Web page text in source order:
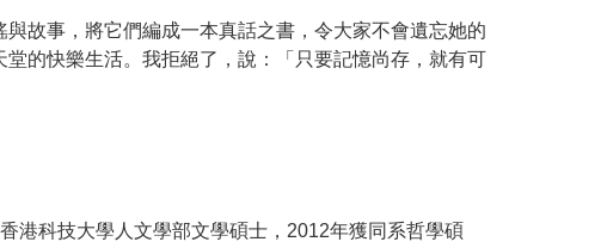
故事，將它們編成一本真話之書，令大家不會遺忘她的
的快樂生活。我拒絕了，說：「只要記憶尚存，就有可
港科技大學人文學部文學碩士，2012年獲同系哲學碩